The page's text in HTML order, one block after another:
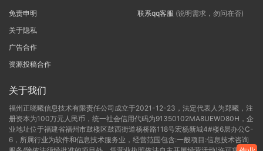
免责申明
关于隐私
广告合作
资源投稿合作
联系qq客服 (说明需求，勿问在否)
关于我们
福州正晓曦信息技术有限责任公司成立于2021-12-23，法定代表人为郑曦，注
册资本为100万元人民币，统一社会信用代码为91350102MA8UEWD80H，企
业地址位于福建省福州市鼓楼区鼓西街道杨桥路118号宏杨新城4#楼6层办公C-
6，所属行业为软件和信息技术服务业，经营范围包含:一般项目:信息技术咨询